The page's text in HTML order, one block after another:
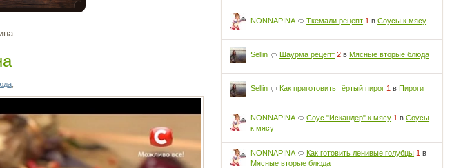
NONNAPINA Ткемали рецепт 1 вСоусы к мясу
Sellin Шаурма рецепт 2 вМясные вторые блюда
Sellin Как приготовить тёртый пирог 1 вПироги
NONNAPINA Соус "Искандер" к мясу 1 вСоусы
к мясу
NONNAPINA Как готовить ленивые голубцы 1 в
Мясные вторые блюда
,